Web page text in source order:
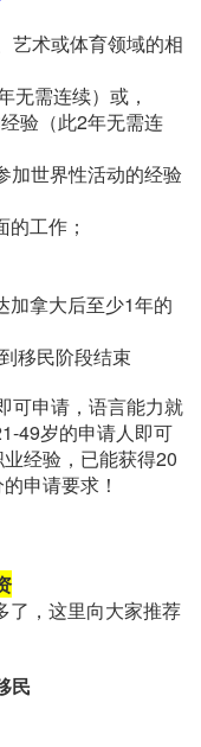
艺术或体育领域的相
无需连续）或，
验（此2年无需连
加世界性活动的经验
工作；
加拿大后至少1年的
移民阶段结束
可申请，语言能力就
49岁的申请人即可
经验，已能获得20
申请要求！
了，这里向大家推荐
民